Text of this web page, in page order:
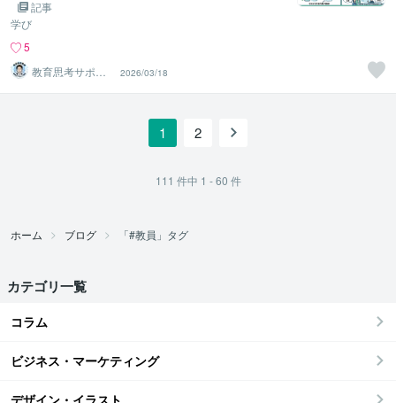
記事
学び
5
教育思考サポー
ト 水野（みず
の）
2026/03/18
1 2
111 件中 1 - 60 件
ホーム ブログ 「#教員」タグ
カテゴリ一覧
コラム
ビジネス・マーケティング
デザイン・イラスト